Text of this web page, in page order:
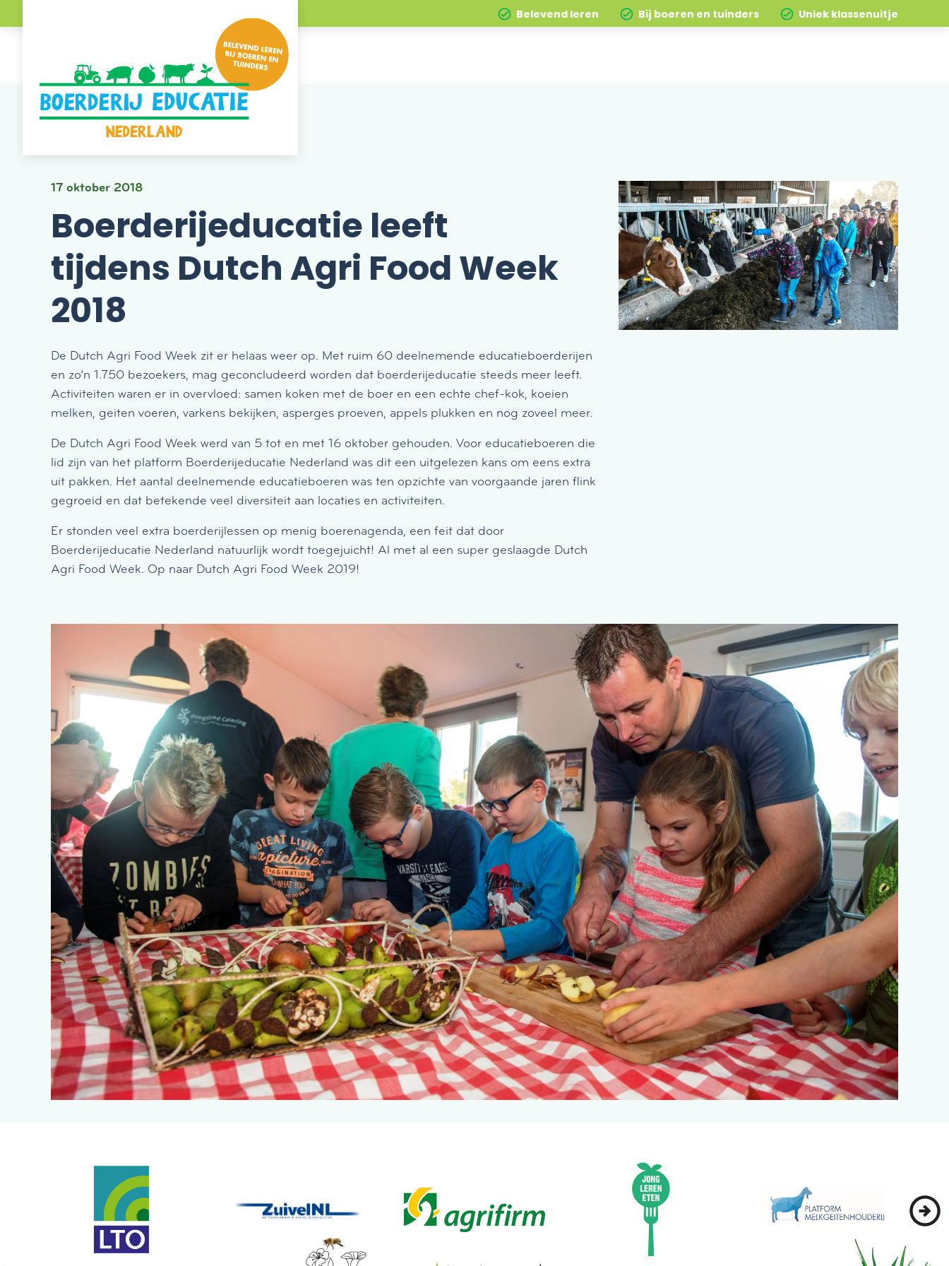
Belevend leren Bij boeren en tuinders Uniek klassenuitje
Plan je bezoek
17 oktober 2018
Boerderijeducatie leeft
tijdens Dutch Agri Food Week
2018
De Dutch Agri Food Week zit er helaas weer op. Met ruim 60 deelnemende educatieboerderijen
en zo’n 1.750 bezoekers, mag geconcludeerd worden dat boerderijeducatie steeds meer leeft.
Activiteiten waren er in overvloed: samen koken met de boer en een echte chef-kok, koeien
melken, geiten voeren, varkens bekijken, asperges proeven, appels plukken en nog zoveel meer.
De Dutch Agri Food Week werd van 5 tot en met 16 oktober gehouden. Voor educatieboeren die
lid zijn van het platform Boerderijeducatie Nederland was dit een uitgelezen kans om eens extra
uit pakken. Het aantal deelnemende educatieboeren was ten opzichte van voorgaande jaren flink
gegroeid en dat betekende veel diversiteit aan locaties en activiteiten.
Er stonden veel extra boerderijlessen op menig boerenagenda, een feit dat door
Boerderijeducatie Nederland natuurlijk wordt toegejuicht! Al met al een super geslaagde Dutch
Agri Food Week. Op naar Dutch Agri Food Week 2019!